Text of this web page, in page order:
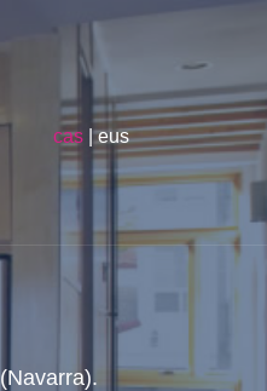
cas |eus
(Navarra).